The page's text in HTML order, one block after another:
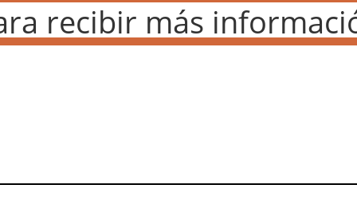
recibir más